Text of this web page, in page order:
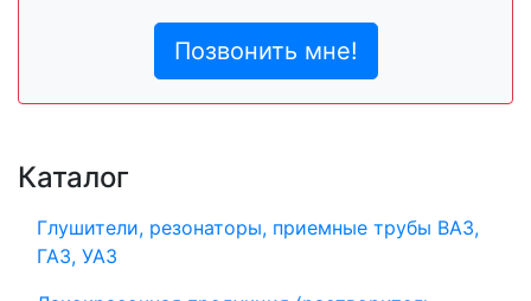
Позвонить мне!
Каталог
Глушители, резонаторы, приемные трубы ВАЗ,
ГАЗ, УАЗ